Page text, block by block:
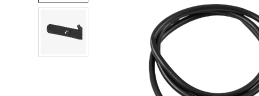
mochila